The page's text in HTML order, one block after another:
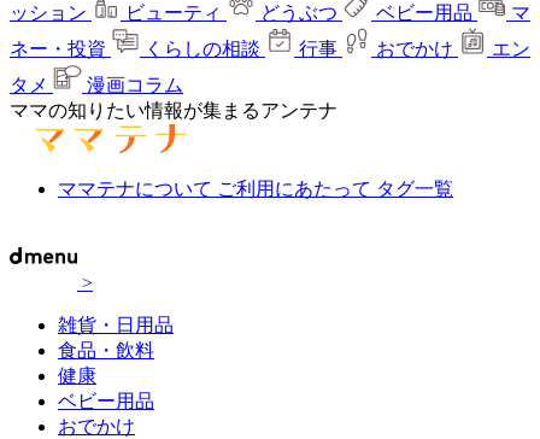
ッション
ビューティ どうぶつ ベビー用品
マ
ネー・投資
くらしの相談 行事 おでかけ
エン
タメ
漫画コラム
ママの知りたい情報が集まるアンテナ
ママテナについて ご利用にあたって タグ一覧
>
雑貨・日用品
食品・飲料
健康
ベビー用品
おでかけ